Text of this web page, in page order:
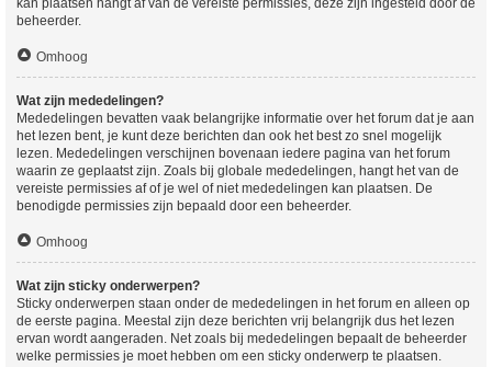
kan plaatsen hangt af van de vereiste permissies, deze zijn ingesteld door de
beheerder.
Omhoog
Wat zijn mededelingen?
Mededelingen bevatten vaak belangrijke informatie over het forum dat je aan
het lezen bent, je kunt deze berichten dan ook het best zo snel mogelijk
lezen. Mededelingen verschijnen bovenaan iedere pagina van het forum
waarin ze geplaatst zijn. Zoals bij globale mededelingen, hangt het van de
vereiste permissies af of je wel of niet mededelingen kan plaatsen. De
benodigde permissies zijn bepaald door een beheerder.
Omhoog
Wat zijn sticky onderwerpen?
Sticky onderwerpen staan onder de mededelingen in het forum en alleen op
de eerste pagina. Meestal zijn deze berichten vrij belangrijk dus het lezen
ervan wordt aangeraden. Net zoals bij mededelingen bepaalt de beheerder
welke permissies je moet hebben om een sticky onderwerp te plaatsen.